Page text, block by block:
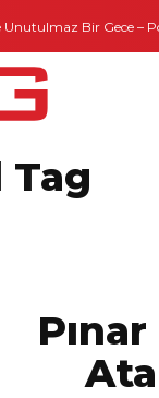
Bir Gece – Posh
Tag